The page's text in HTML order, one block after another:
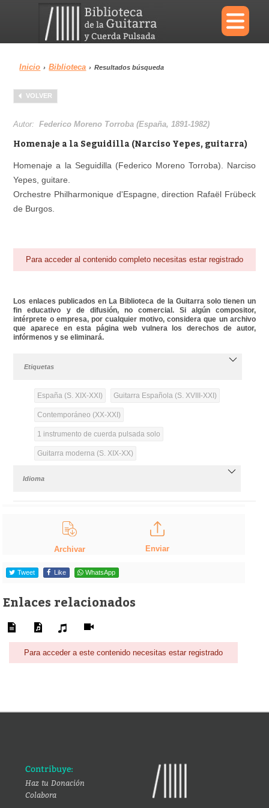
×
Menu
Biblioteca Diccionario
Área personal
Inicio › Biblioteca › Resultados búsqueda
VOLVER
Autor:Federico Moreno Torroba (España, 1891-1982)
Homenaje a la Seguidilla (Narciso Yepes, guitarra)
Homenaje a la Seguidilla (Federico Moreno Torroba). Narciso
Yepes, guitare.
Orchestre Philharmonique d'Espagne, direction Rafaël Frübeck
de Burgos.
Para acceder al contenido completo necesitas estar registrado
Los enlaces publicados en La Biblioteca de la Guitarra solo tienen un
fin educativo y de difusión, no comercial. Si algún compositor,
intérprete o empresa, por cualquier motivo, considera que un archivo
que aparece en esta página web vulnera los derechos de autor,
infórmenos y se eliminará.
Etiquetas
España (S. XIX-XXI) Guitarra Española (S. XVIII-XXI)
Contemporáneo (XX-XXI)
1 instrumento de cuerda pulsada solo
Guitarra moderna (S. XIX-XX)
Idioma
Archivar Enviar
Tweet Like WhatsApp
Enlaces relacionados
Para acceder a este contenido necesitas estar registrado
Contribuye:
Haz tu Donación
Colabora